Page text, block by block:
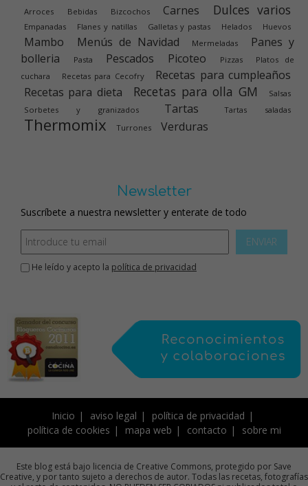
Arroces Bebidas Bizcochos Carnes Dulces varios
Empanadas Flanes y natillas Galletas y pastas Helados Huevos
Mambo Menús de Navidad Mermeladas
Panes y
bolleria
Pasta Pescados Picoteo Pizzas
Platos de
cuchara
Recetas para Cecofry
Recetas para cumpleaños
Recetas para dieta
Recetas para olla GM
Salsas
Sorbetes y granizados
Tartas Tartas saladas
Thermomix Turrones Verduras
Newsletter
Suscríbete a nuestra newsletter y enterate de todo
ENVIAR
He leído y acepto la política de privacidad
Inicio aviso legal
política de privacidad
política de cookies
mapa web contacto sobre mi
Este blog está bajo licencia de Creative Commons, protegido por Save
Creative, y por tanto sujeto a derechos de autor. Todas las recetas, fotografías